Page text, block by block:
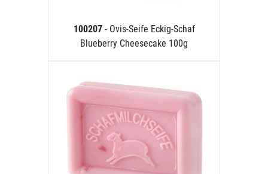
100207 - Ovis-Seife Eckig-Schaf
Blueberry Cheesecake 100g